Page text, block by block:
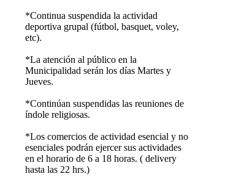
*Continua suspendida la actividad
deportiva grupal (fútbol, basquet, voley,
etc).
*La atención al público en la
Municipalidad serán los días Martes y
Jueves.
*Continúan suspendidas las reuniones de
índole religiosas.
*Los comercios de actividad esencial y no
esenciales podrán ejercer sus actividades
en el horario de 6 a 18 horas. ( delivery
hasta las 22 hrs.)